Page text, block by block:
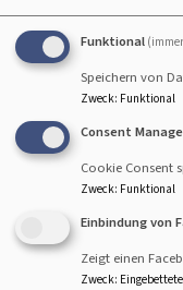
Fr, 7.8. 10:30 Uhr
Gottesdienst
Pfr. Schlechtweg
Breitengüßbach
Funktional
Speichern von
Zweck: Funktional
Consent
Cookie Consent
Zweck: Funktional
Einbindung von
Zeigt einen
Zweck: